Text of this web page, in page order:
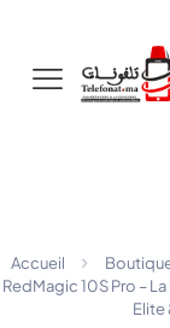
Accueil
RedMagic 10S Pro –
Elite